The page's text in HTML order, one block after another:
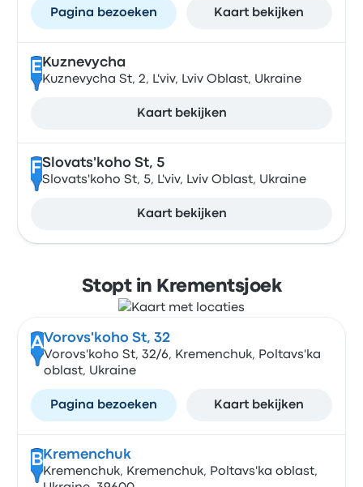
Pagina bezoeken Kaart bekijken
E Kuznevycha
Kuznevycha St, 2, L'viv, Lviv Oblast, Ukraine
Kaart bekijken
FSlovats'koho St, 5
Slovats'koho St, 5, L'viv, Lviv Oblast, Ukraine
Kaart bekijken
Stopt in Krementsjoek
AVorovs'koho St, 32
Vorovs'koho St, 32/6, Kremenchuk, Poltavs'ka
oblast, Ukraine
Pagina bezoeken Kaart bekijken
B Kremenchuk
Kremenchuk, Kremenchuk, Poltavs'ka oblast,